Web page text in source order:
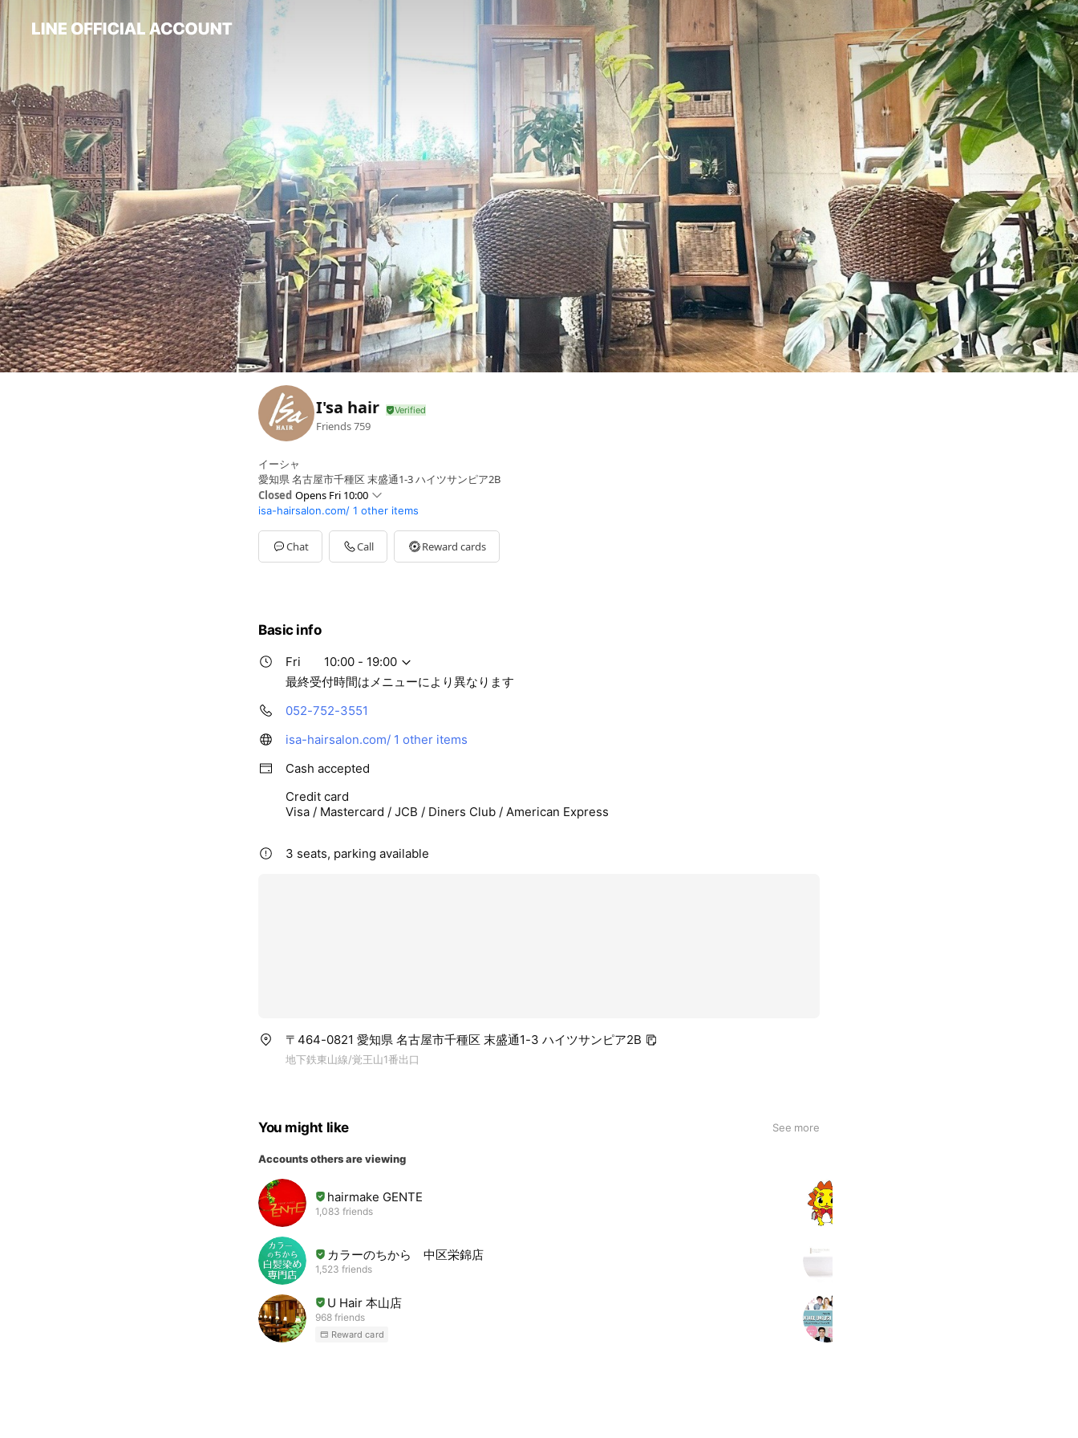
I'sa hair
Friends759
イーシャ
愛知県 名古屋市千種区 末盛通1-3 ハイツサンピア2B
Closed Opens Fri 10:00
Sun10:00 - 18:00
MonClosed
TueClosed
Wed10:00 - 19:00
isa-hairsalon.com/ 1 other items
Chat Call Reward cards
Basic info
Fri
10:00 - 19:00
最終受付時間はメニューにより異なります
052-752-3551
isa-hairsalon.com/ 1 other items
Cash accepted
Credit card
Visa / Mastercard / JCB / Diners Club / American Express
3 seats, parking available
〒464-0821 愛知県 名古屋市千種区 末盛通1-3 ハイツサンピア2B
地下鉄東山線/覚王山1番出口
You might like See more
Accounts others are viewing
hairmake GENTE
1,083 friends
カラーのちから 中区栄錦店
1,523 friends
U Hair 本山店
968 friends
Reward card